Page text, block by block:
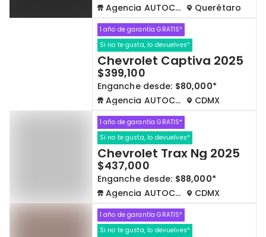
Agencia AUTOCOM
Querétaro
1 año de garantía GRATIS*
Si no te gusta, lo devuelves*
Chevrolet Captiva 2025
$399,100
Enganche desde: $80,000*
Agencia AUTOCOM
CDMX
1 año de garantía GRATIS*
Si no te gusta, lo devuelves*
Chevrolet Trax Ng 2025
$437,000
Enganche desde: $88,000*
Agencia AUTOCOM
CDMX
1 año de garantía GRATIS*
Si no te gusta, lo devuelves*